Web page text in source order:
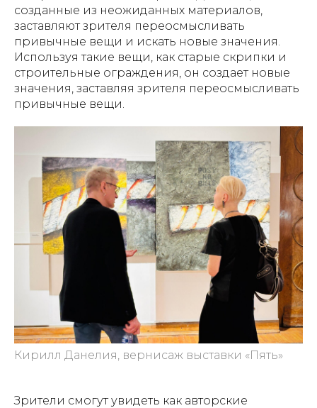
созданные из неожиданных материалов,
заставляют зрителя переосмысливать
привычные вещи и искать новые значения.
Используя такие вещи, как старые скрипки и
строительные ограждения, он создает новые
значения, заставляя зрителя переосмысливать
привычные вещи.
Кирилл Данелия, вернисаж выставки «Пять»
Зрители смогут увидеть как авторские